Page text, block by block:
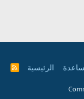
الرئيسية
R